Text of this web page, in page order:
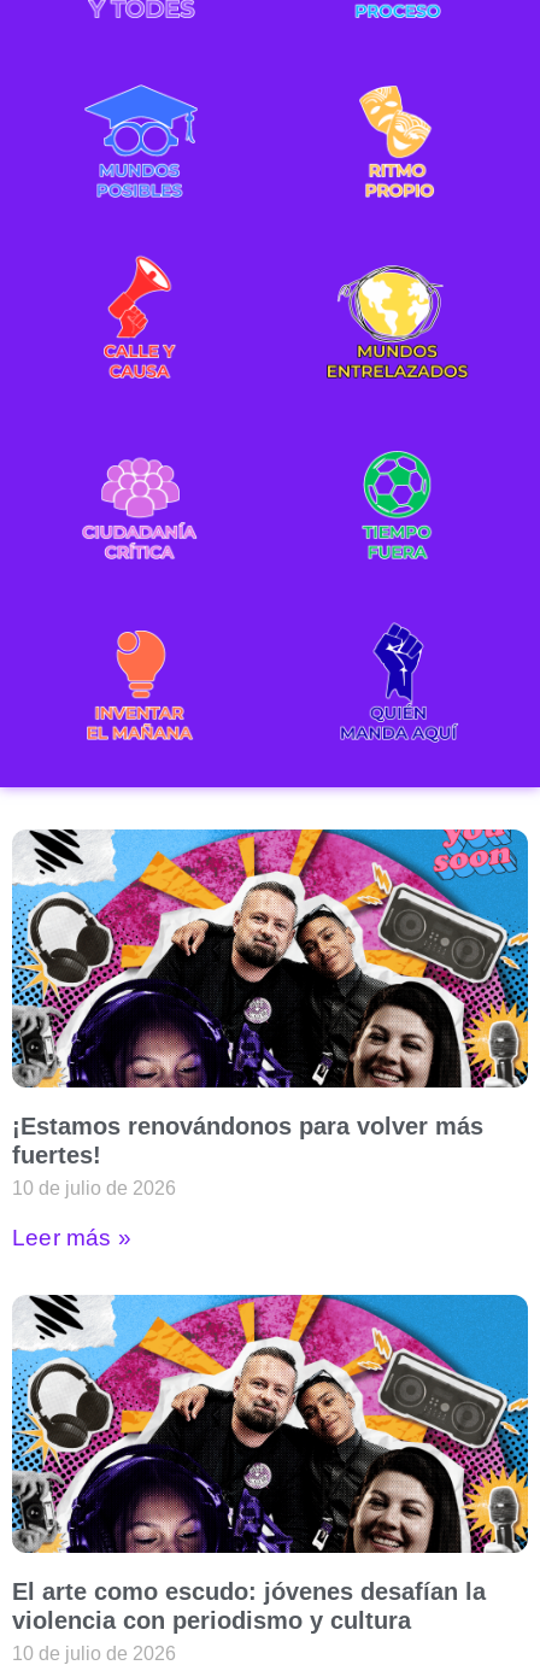
¡Estamos renovándonos para volver más
fuertes!
10 de julio de 2026
Leer más »
El arte como escudo: jóvenes desafían la
violencia con periodismo y cultura
10 de julio de 2026